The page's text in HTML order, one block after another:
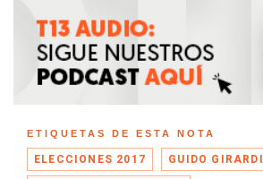
ETIQUETAS DE ESTA NOTA
ELECCIONES 2017 GUIDO GIRARDI